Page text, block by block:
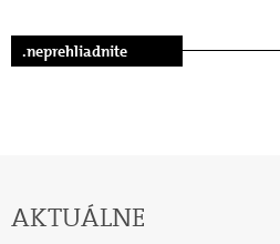
.neprehliadnite
AKTUÁLNE